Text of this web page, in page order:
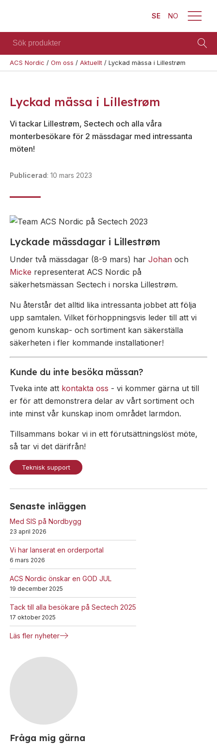
SE NO
Se alla
kategorier
Se alla
produkter
Brand
Sirener
enheter
Larmsystem
klassade
Blixtljus
Kombinerade
enheter
Industri
Blixtljus
Sirener
Kombinerade
Larmsystem
Ex-
klassade
Blixtljus
Sirener
enheter
Detektorer
Tillbehör
LED-
Detektorer
klassade
Larmkommunikation
Sök
produkter
ACS Nordic / Om oss / Aktuellt / Lyckad mässa i Lillestrøm
Lyckad mässa i Lillestrøm
Vi tackar Lillestrøm, Sectech och alla våra
monterbesökare för 2 mässdagar med intressanta
möten!
Publicerad: 10 mars 2023
Lyckade mässdagar i Lillestrøm
Under två mässdagar (8-9 mars) har Johan och
Micke representerat ACS Nordic på
säkerhetsmässan Sectech i norska Lillestrøm.
Nu återstår det alltid lika intressanta jobbet att följa
upp samtalen. Vilket förhoppningsvis leder till att vi
genom kunskap- och sortiment kan säkerställa
säkerheten i fler kommande installationer!
Kunde du inte besöka mässan?
Tveka inte att kontakta oss - vi kommer gärna ut till
er för att demonstrera delar av vårt sortiment och
inte minst vår kunskap inom området larmdon.
Tillsammans bokar vi in ett förutsättningslöst möte,
så tar vi det därifrån!
Teknisk support
Senaste inläggen
Med SIS på Nordbygg
23 april 2026
Vi har lanserat en orderportal
6 mars 2026
ACS Nordic önskar en GOD JUL
19 december 2025
Tack till alla besökare på Sectech 2025
17 oktober 2025
Läs fler nyheter
Fråga mig gärna